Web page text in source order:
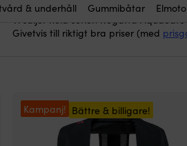
& underhåll Gummibåtar
Vi säljer hela serien Regatta
Givetvis till riktigt bra priser (med
Kampanj! Bättre & billigare!